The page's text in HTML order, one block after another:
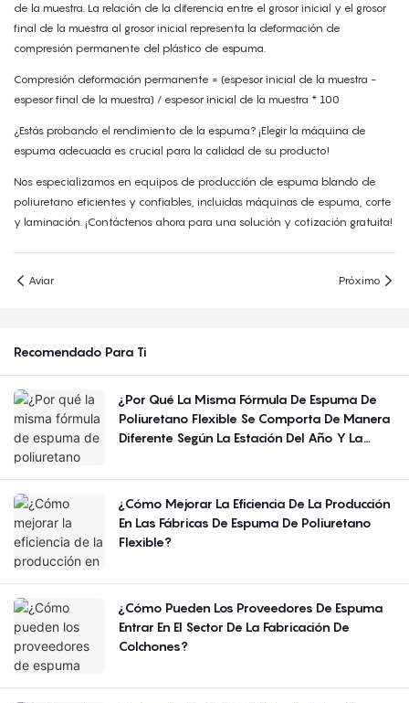
de la muestra. La relación de la diferencia entre el grosor inicial y el grosor
final de la muestra al grosor inicial representa la deformación de
compresión permanente del plástico de espuma.
Compresión deformación permanente = (espesor inicial de la muestra -
espesor final de la muestra) / espesor inicial de la muestra * 100
¿Estás probando el rendimiento de la espuma? ¡Elegir la máquina de
espuma adecuada es crucial para la calidad de su producto!
Nos especializamos en equipos de producción de espuma blando de
poliuretano eficientes y confiables, incluidas máquinas de espuma, corte
y laminación. ¡Contáctenos ahora para una solución y cotización gratuita!
Aviar Próximo
Recomendado Para Ti
¿Por Qué La Misma Fórmula De Espuma De
Poliuretano Flexible Se Comporta De Manera
Diferente Según La Estación Del Año Y La
¿Cómo Mejorar La Eficiencia De La Producción
En Las Fábricas De Espuma De Poliuretano
Flexible?
¿Cómo Pueden Los Proveedores De Espuma
Entrar En El Sector De La Fabricación De
Colchones?